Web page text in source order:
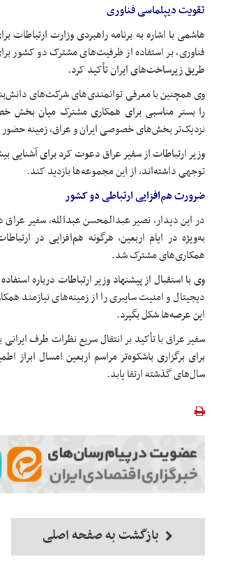
تقویت دیپلماسی فناوری
هاشمی با اشاره به برنامه راهبردی وزارت
فناوری، بر استفاده از ظرفیت‌های مشترک دو کشور
طریق زیرساخت‌های ایران تأکید کرد.
وی همچنین با معرفی توانمندی‌های شرکت‌های
را بستر مناسبی برای همکاری مشترک میان بخش
نزدیک‌تر بخش‌های خصوصی ایران و عراق، زمینه حضور
وزیر ارتباطات از سفیر عراق دعوت کرد برای آشنایی
توجهی داشته‌اند، از این مجموعه‌ها بازدید کند.
ضرورت هم‌افزایی ارتباطی دو کشور
در این دیدار، نصیر عبدالمحسن عبدالله، سفیر
به‌ویژه در ایام اربعین، هرگونه هم‌افزایی در
همکاری‌های مشترک شد.
وی با استقبال از پیشنهاد وزیر ارتباطات درباره
دیجیتال و امنیت سایبری را از زمینه‌های نیازمند
این عرصه‌ها شکل بگیرد.
سفیر عراق با تأکید بر انتقال سریع نظرات طرف
برای برگزاری باشکوه‌تر مراسم اربعین امسال
سال‌های گذشته ارتقا یابد.
بازگشت به صفحه اصلی